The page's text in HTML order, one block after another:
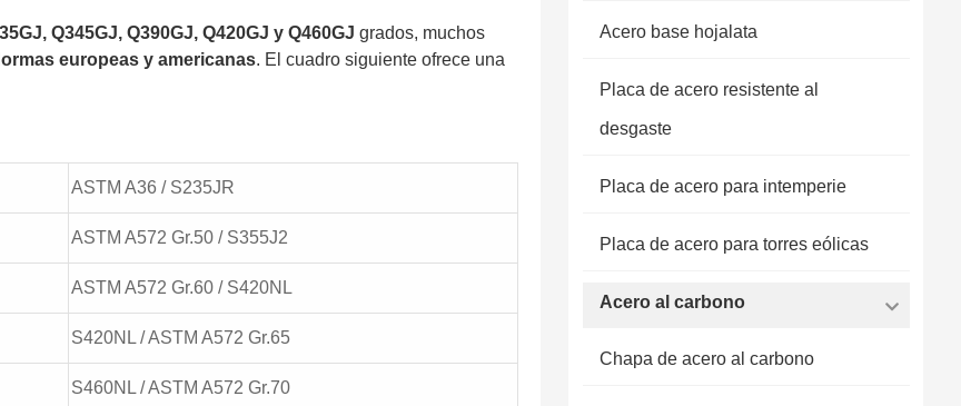
Q345GJ, Q390GJ, Q420GJ y Q460GJ grados, muchos
europeas y americanas. El cuadro siguiente ofrece una
ASTM A36 / S235JR
ASTM A572 Gr.50 / S355J2
ASTM A572 Gr.60 / S420NL
S420NL / ASTM A572 Gr.65
S460NL / ASTM A572 Gr.70
Acero base hojalata
Placa de acero resistente al
desgaste
Placa de acero para intemperie
Placa de acero para torres eólicas
Acero al carbono
Chapa de acero al carbono